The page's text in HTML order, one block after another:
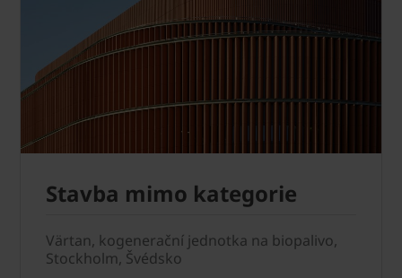
Stavba mimo kategorie
Värtan, kogenerační jednotka na biopalivo,
Stockholm, Švédsko